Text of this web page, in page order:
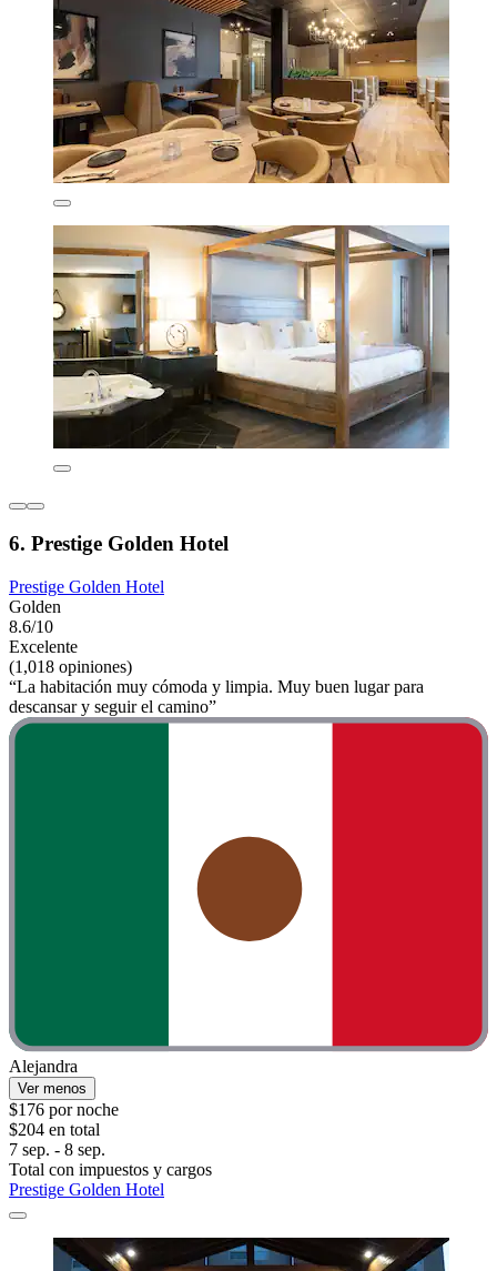
6. Prestige Golden Hotel
Prestige Golden Hotel
Golden
8.6/10
Excelente
(1,018 opiniones)
“La habitación muy cómoda y limpia. Muy buen lugar para
descansar y seguir el camino”
Alejandra
Ver menos
$176 por noche
$204 en total
7 sep. - 8 sep.
Total con impuestos y cargos
Prestige Golden Hotel